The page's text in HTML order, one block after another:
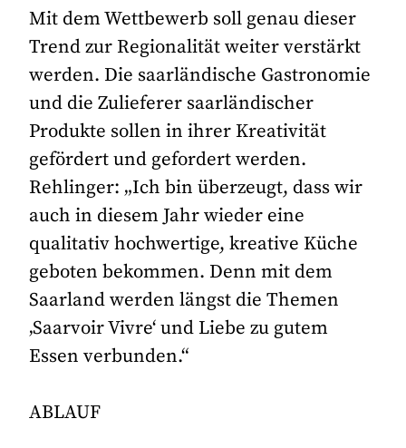
Mit dem Wettbewerb soll genau dieser
Trend zur Regionalität weiter verstärkt
werden. Die saarländische Gastronomie
und die Zulieferer saarländischer
Produkte sollen in ihrer Kreativität
gefördert und gefordert werden.
Rehlinger: „Ich bin überzeugt, dass wir
auch in diesem Jahr wieder eine
qualitativ hochwertige, kreative Küche
geboten bekommen. Denn mit dem
Saarland werden längst die Themen
‚Saarvoir Vivre‘ und Liebe zu gutem
Essen verbunden.“
ABLAUF